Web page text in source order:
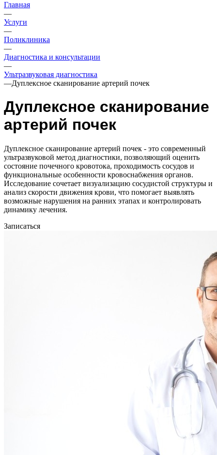
Главная
—
Услуги
—
Поликлиника
—
Диагностика и консультации
—
Ультразвуковая диагностика
—Дуплексное сканирование артерий почек
Дуплексное сканирование
артерий почек
Дуплексное сканирование артерий почек - это современный
ультразвуковой метод диагностики, позволяющий оценить
состояние почечного кровотока, проходимость сосудов и
функциональные особенности кровоснабжения органов.
Исследование сочетает визуализацию сосудистой структуры и
анализ скорости движения крови, что помогает выявлять
возможные нарушения на ранних этапах и контролировать
динамику лечения.
Записаться